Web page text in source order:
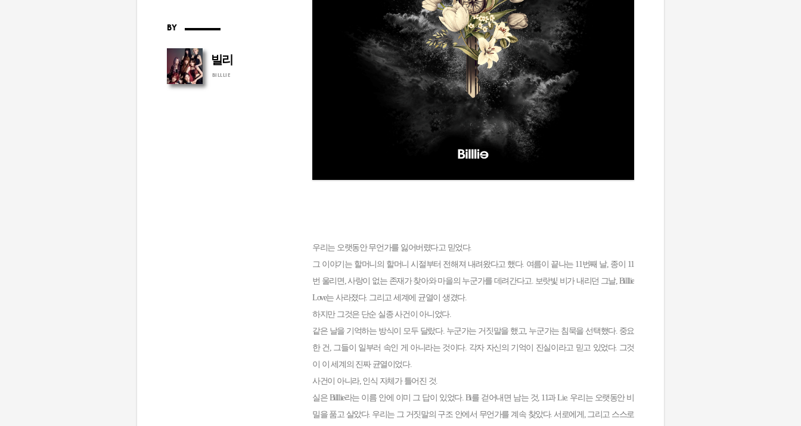
BY
빌리
BILLLIE
우리는 오랫동안 무언가를 잃어버렸다고 믿었다.
그 이야기는 할머니의 할머니 시절부터 전해져 내려왔다고 했다. 여름이 끝나는 11번째 날, 종이 11
번 울리면, 사랑이 없는 존재가 찾아와 마을의 누군가를 데려간다고. 보랏빛 비가 내리던 그날, Billlie
Love는 사라졌다. 그리고 세계에 균열이 생겼다.
하지만 그것은 단순 실종 사건이 아니었다.
같은 날을 기억하는 방식이 모두 달랐다. 누군가는 거짓말을 했고, 누군가는 침묵을 선택했다. 중요
한 건, 그들이 일부러 속인 게 아니라는 것이다. 각자 자신의 기억이 진실이라고 믿고 있었다. 그것
이 이 세계의 진짜 균열이었다.
사건이 아니라, 인식 자체가 틀어진 것.
실은 Billlie라는 이름 안에 이미 그 답이 있었다. Bi를 걷어내면 남는 것, 11과 Lie. 우리는 오랫동안 비
밀을 품고 살았다. 우리는 그 거짓말의 구조 안에서 무언가를 계속 찾았다. 서로에게, 그리고 스스로